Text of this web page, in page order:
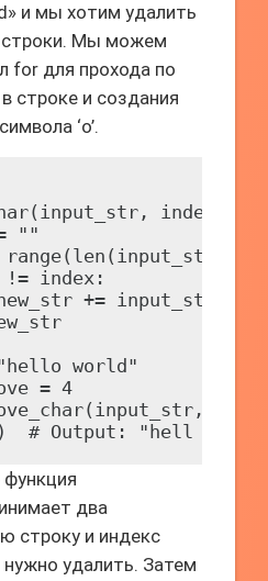
и мы хотим удалить
строки. Мы можем
for для прохода по
строке и создания
‘o’.
index):
""
index:
+= input_str[i]
world"
= 4
два
строку и индекс
удалить. Затем